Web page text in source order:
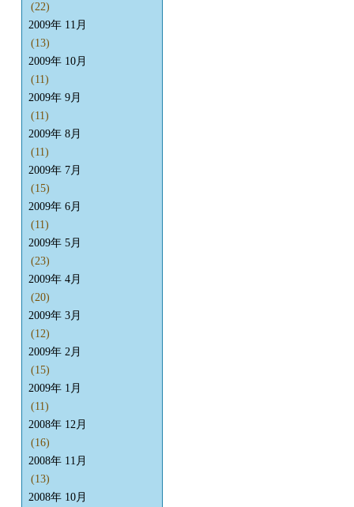
(22)
2009年 11月
(13)
2009年 10月
(11)
2009年 9月
(11)
2009年 8月
(11)
2009年 7月
(15)
2009年 6月
(11)
2009年 5月
(23)
2009年 4月
(20)
2009年 3月
(12)
2009年 2月
(15)
2009年 1月
(11)
2008年 12月
(16)
2008年 11月
(13)
2008年 10月